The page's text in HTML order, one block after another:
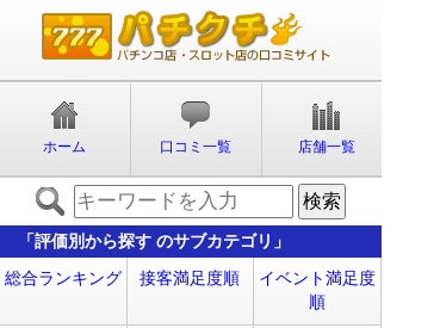
ホーム 口コミ一覧 店舗一覧
「評価別から探す のサブカテゴリ」
総合ランキング 接客満足度順
イベント満足度
順